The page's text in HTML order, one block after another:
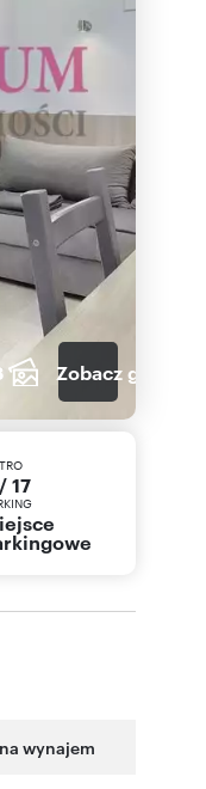
Zobacz galerię
17
wynajem